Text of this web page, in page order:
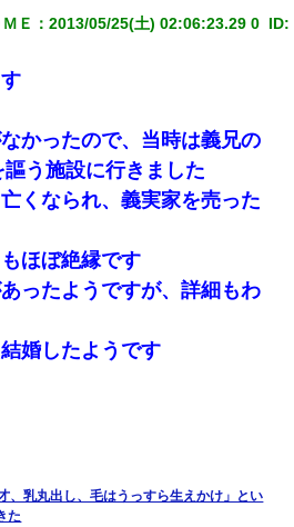
ーしてるのに、見て見ぬふりの親を
ら15年、妹が弟の子を妊娠したらし
と母から連絡がきた…｜生活｜ワロ
に一人暮らししたいと言い出した。
どうか相続を放棄して下さい、昔の
い…』私「お子さんはフリン略奪婚
』結果→
出さないと死ぬんか？ 死ぬんか？
ーカーされていた。俺「マジで怖い」
社員「実は10数年前に…」
りない分を貸してほしい」私「貸す
→ 理由を話したら泣き出して・・私
Ｅ ：2013/05/25(土) 02:06:23.29 0 ID:
かったので、当時は義兄の
う施設に行きました
くなられ、義実家を売った
ほぼ絶縁です
ったようですが、詳細もわ
婚したようです
、乳丸出し、毛はうっすら生えかけ」とい
た